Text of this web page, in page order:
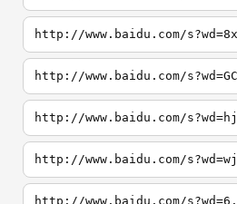
http://www.baidu.com/
http://www.baidu.com/
http://www.baidu.com/
http://www.baidu.com/
http://www.baidu.com/